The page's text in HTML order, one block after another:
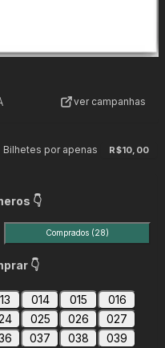
ver campanhas
Bilhetes por apenas R$10,00
👇
Comprados (28)
👇
014 015
016
025 026
027
037 038
039